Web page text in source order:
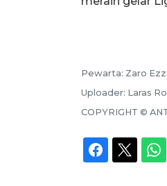
Pewarta: Zaro
Uploader: Laras
COPYRIGHT ©